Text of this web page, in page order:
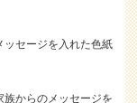
ッセージを入れた色紙
からのメッセージを